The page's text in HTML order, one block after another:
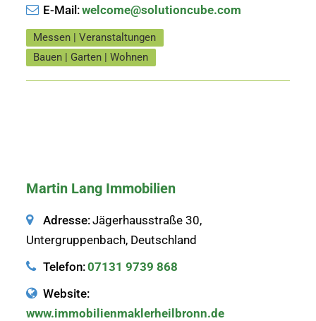
E-Mail:welcome@solutioncube.com
Messen | Veranstaltungen
Bauen | Garten | Wohnen
Martin Lang Immobilien
Adresse:Jägerhausstraße 30,
Untergruppenbach, Deutschland
Telefon:07131 9739 868
Website:
www.immobilienmaklerheilbronn.de